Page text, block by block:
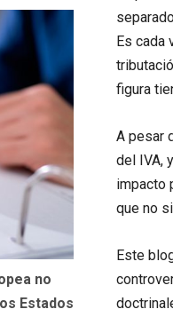
no
Estados
Es cada
figura
A pesar
del IVA,
impacto
que no
Este